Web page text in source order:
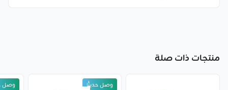
منتجات ذات صلة
وصل حديثًا وصل